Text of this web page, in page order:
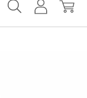
MonMon